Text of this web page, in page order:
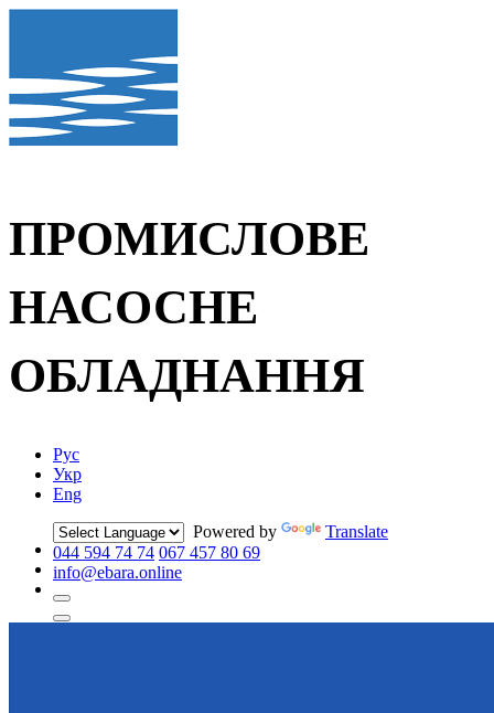
ПРОМИСЛОВЕ
НАСОСНЕ
ОБЛАДНАННЯ
Рус
Укр
Eng
Powered by
Translate
044 594 74 74 067 457 80 69
info@ebara.online